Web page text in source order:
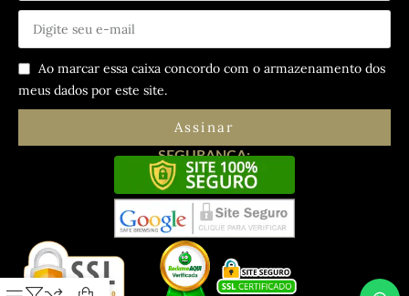
Ao marcar essa caixa concordo com o armazenamento dos
meus dados por este site.
Assinar
SEGURANÇA: